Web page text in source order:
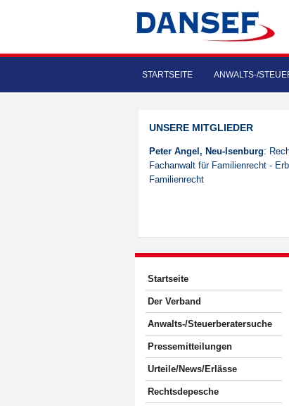
STARTSEITE ANWALTS-/
UNSERE MITGLIEDER
Peter Angel, Neu-Isenburg:
Fachanwalt für Familienrecht -
Familienrecht
Startseite
Der Verband
Anwalts-/Steuerberatersuche
Pressemitteilungen
Urteile/News/Erlässe
Rechtsdepesche